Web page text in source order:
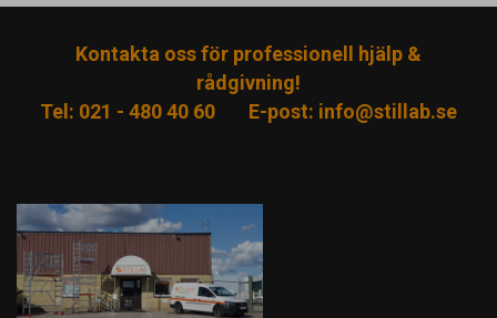
Kontakta oss för professionell hjälp &
rådgivning!
Tel: 021 - 480 40 60
E-post: info@stillab.se